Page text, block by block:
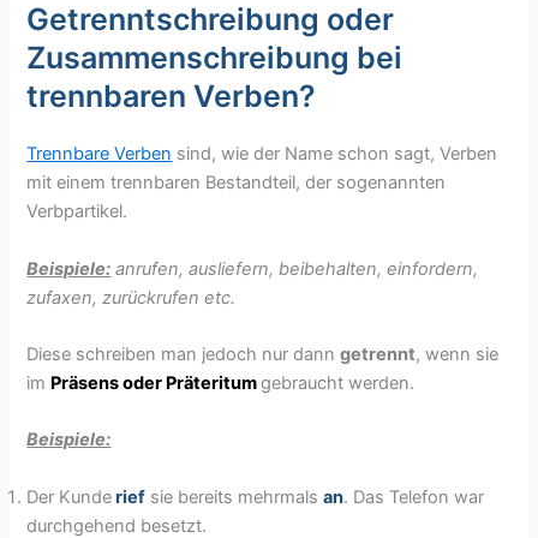
Getrenntschreibung oder
Zusammenschreibung bei
trennbaren Verben?
Trennbare Verben sind, wie der Name schon sagt, Verben
mit einem trennbaren Bestandteil, der sogenannten
Verbpartikel.
Beispiele: anrufen, ausliefern, beibehalten, einfordern,
zufaxen, zurückrufen etc.
Diese schreiben man jedoch nur danngetrennt, wenn sie
im Präsens oder Präteritumgebraucht werden.
Beispiele:
Der Kunderief sie bereits mehrmalsan. Das Telefon war
durchgehend besetzt.